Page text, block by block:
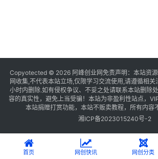
Copyotected © 2026 阿峰创业网 免责声明：本站资
网收集,不代表本站立场,仅限学习交流使用,请遵循相
小时内删除.如有侵权争议、不妥之处请联系本站删除
容的真实性，避免上当受骗！本站为非盈利性站点，
本站捐赠打赏功能，本站不贩卖教程，所有内容
湘ICP备2023015240号-2
首页 网创快讯 网创分类